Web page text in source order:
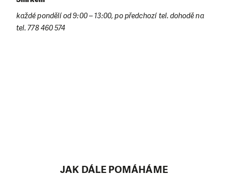
každé pondělí od 9:00 – 13:00, po předchozí tel. dohodě na
tel. 778 460 574
JAK DÁLE POMÁHÁME